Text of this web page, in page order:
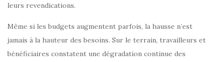
leurs revendications.
Même si les budgets augmentent parfois, la hausse n’est
jamais à la hauteur des besoins. Sur le terrain, travailleurs et
bénéficiaires constatent une dégradation continue des